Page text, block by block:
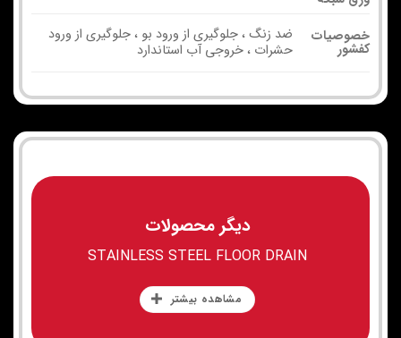
خصوصیات
کفشور
ضد زنگ ، جلوگیری از ورود بو ، جلوگیری از ورود
حشرات ، خروجی آب استاندارد
دیگر محصولات
STAINLESS STEEL FLOOR DRAIN
مشاهده بیشتر